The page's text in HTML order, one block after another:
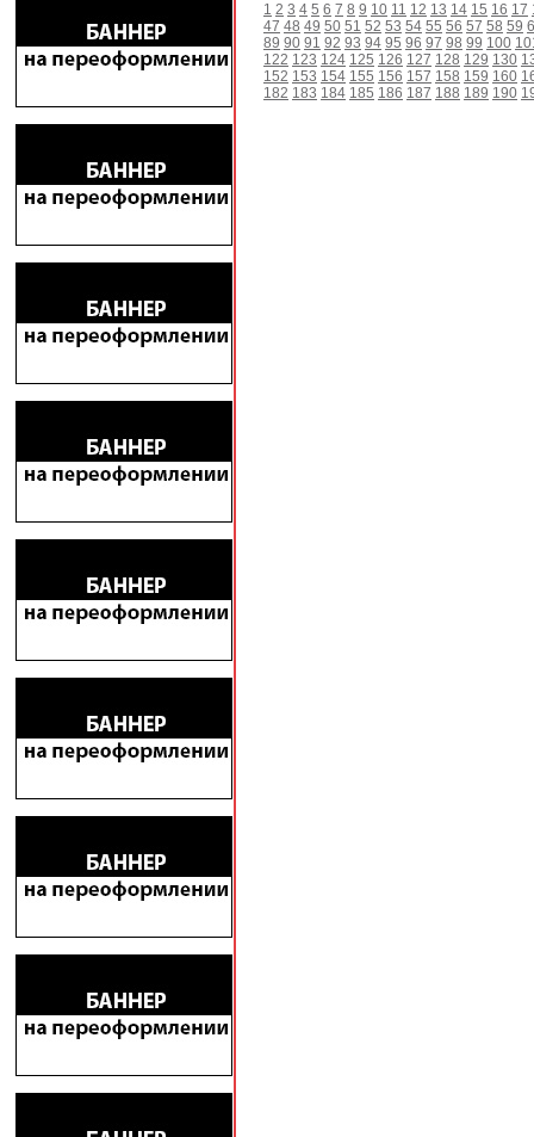
1 2 3 4 5 6 7 8 9 10 11 12 13 14 15 16 17
47 48 49 50 51 52 53 54 55 56 57 58 59
89 90 91 92 93 94 95 96 97 98 99 100
122 123 124 125 126 127 128 129 130
152 153 154 155 156 157 158 159 160
182 183 184 185 186 187 188 189 190